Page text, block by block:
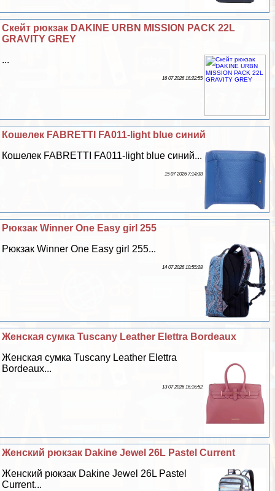
Скейт рюкзак DAKINE URBN MISSION PACK 22L
GRAVITY GREY
...
16 07 2026 16:22:55
Кошелек FABRETTI FA011-light blue синий
Кошелек FABRETTI FA011-light blue синий...
15 07 2026 7:14:38
Рюкзак Winner One Easy girl 255
Рюкзак Winner One Easy girl 255...
14 07 2026 10:55:28
Женская сумка Tuscany Leather Elettra Bordeaux
Женская сумка Tuscany Leather Elettra
Bordeaux...
13 07 2026 16:16:52
Женский рюкзак Dakine Jewel 26L Pastel Current
Женский рюкзак Dakine Jewel 26L Pastel
Current...